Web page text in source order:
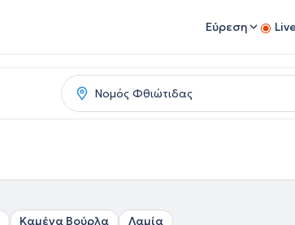
Εύρεση
Καμένα Βούρλα Λαμία